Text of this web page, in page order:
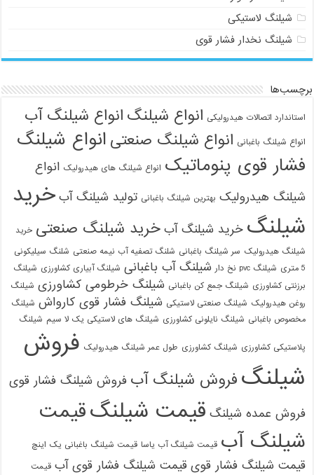
شیلنگ لاستیکی
شیلنگ نخدار فشار قوی
برچسب‌ها
استاندارد اتصالات هیدرولیکی انواع شیلنگ انواع شیلنگ آب
انواع شیلنگ باغبانی انواع شیلنگ صنعتی انواع شیلنگ
فشار قوی پنوماتیک انواع شیلنگ های هیدرولیک انواع
شیلنگ هیدرولیک بهترین شیلنگ باغبانی تولید شیلنگ آب خرید
شیلنگ خرید شیلنگ آب خرید شیلنگ صنعتی خرید
شیلنگ هیدرولیک سر شیلنگ باغبانی شلنگ تصفیه آب نیمه صنعتی شلنگ سیلیکونی
5 متری
شیلنگ pvc نخ دار شیلنگ آب باغبانی شیلنگ آبیاری کشاورزی شیلنگ
برزنتی کشاورزی شیلنگ جمع کن باغبانی شیلنگ خرطومی کشاورزی شیلنگ
روغن هیدرولیک شیلنگ صنعتی لاستیکی شیلنگ فشار قوی کارواش شیلنگ
مخصوص باغبانی شیلنگ نایلونی کشاورزی شیلنگ های لاستیکی یک لا سیم شیلنگ
پلاستیکی کشاورزی شیلنگ کشاورزی طول عمر شیلنگ هیدرولیک فروش
شیلنگ فروش شیلنگ آب فروش شیلنگ فشار قوی
فروش عمده شیلنگ قیمت شیلنگقیمت
شیلنگ آب قیمت شیلنگ آب یاسا قیمت شیلنگ باغبانی یک اینچ
قیمت شیلنگ فشار قوی قیمت شیلنگ فشار قوی آب قیمت